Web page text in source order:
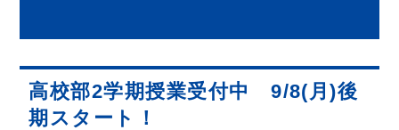
高校部2学期授業受付中 9/8(月)後
期スタート！